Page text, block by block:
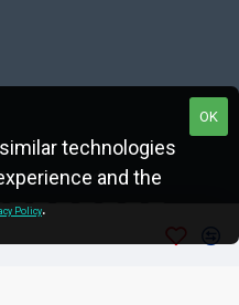
Reserved.
OK
technologies
and the
Policy.